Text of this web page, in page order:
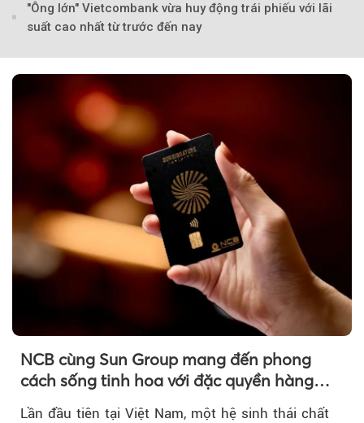
"Ông lớn" Vietcombank vừa huy động trái phiếu với lãi
suất cao nhất từ trước đến nay
NCB cùng Sun Group mang đến phong
cách sống tinh hoa với đặc quyền hàng
đầu Việt Nam
Lần đầu tiên tại Việt Nam, một hệ sinh thái chất